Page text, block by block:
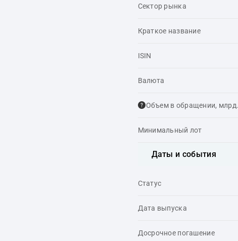
Сектор рынка
Краткое название
ISIN
Валюта
Объем в обращении, млрд.
Минимальный лот
Даты и события
Статус
Дата выпуска
Досрочное погашение